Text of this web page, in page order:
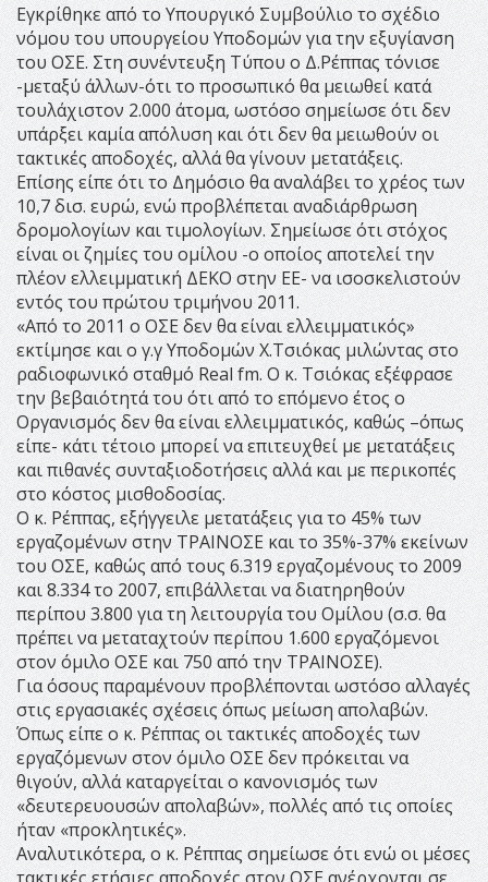
Εγκρίθηκε από το Υπουργικό Συμβούλιο το σχέδιο
νόμου του υπουργείου Υποδομών για την εξυγίανση
του ΟΣΕ. Στη συνέντευξη Τύπου ο Δ.Ρέππας τόνισε
-μεταξύ άλλων-ότι το προσωπικό θα μειωθεί κατά
τουλάχιστον 2.000 άτομα, ωστόσο σημείωσε ότι δεν
υπάρξει καμία απόλυση και ότι δεν θα μειωθούν οι
τακτικές αποδοχές, αλλά θα γίνουν μετατάξεις.
Επίσης είπε ότι το Δημόσιο θα αναλάβει το χρέος των
10,7 δισ. ευρώ, ενώ προβλέπεται αναδιάρθρωση
δρομολογίων και τιμολογίων. Σημείωσε ότι στόχος
είναι οι ζημίες του ομίλου -ο οποίος αποτελεί την
πλέον ελλειμματική ΔΕΚΟ στην ΕΕ- να ισοσκελιστούν
εντός του πρώτου τριμήνου 2011.
«Από το 2011 ο ΟΣΕ δεν θα είναι ελλειμματικός»
εκτίμησε και ο γ.γ Υποδομών Χ.Τσιόκας μιλώντας στο
ραδιοφωνικό σταθμό Real fm. O κ. Τσιόκας εξέφρασε
την βεβαιότητά του ότι από το επόμενο έτος ο
Οργανισμός δεν θα είναι ελλειμματικός, καθώς –όπως
είπε- κάτι τέτοιο μπορεί να επιτευχθεί με μετατάξεις
και πιθανές συνταξιοδοτήσεις αλλά και με περικοπές
στο κόστος μισθοδοσίας.
Ο κ. Ρέππας, εξήγγειλε μετατάξεις για το 45% των
εργαζομένων στην ΤΡΑΙΝΟΣΕ και το 35%-37% εκείνων
του ΟΣΕ, καθώς από τους 6.319 εργαζομένους το 2009
και 8.334 το 2007, επιβάλλεται να διατηρηθούν
περίπου 3.800 για τη λειτουργία του Ομίλου (σ.σ. θα
πρέπει να μεταταχτούν περίπου 1.600 εργαζόμενοι
στον όμιλο ΟΣΕ και 750 από την ΤΡΑΙΝΟΣΕ).
Για όσους παραμένουν προβλέπονται ωστόσο αλλαγές
στις εργασιακές σχέσεις όπως μείωση απολαβών.
Όπως είπε ο κ. Ρέππας οι τακτικές αποδοχές των
εργαζόμενων στον όμιλο ΟΣΕ δεν πρόκειται να
θιγούν, αλλά καταργείται ο κανονισμός των
«δευτερευουσών απολαβών», πολλές από τις οποίες
ήταν «προκλητικές».
Αναλυτικότερα, ο κ. Ρέππας σημείωσε ότι ενώ οι μέσες
τακτικές ετήσιες αποδοχές στον ΟΣΕ ανέρχονται σε